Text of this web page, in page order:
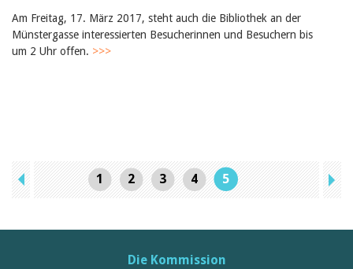
Am Freitag, 17. März 2017, steht auch die Bibliothek an der
Münstergasse interessierten Besucherinnen und Besuchern bis
um 2 Uhr offen. >>>
1 2 3 4 5
Die Kommission